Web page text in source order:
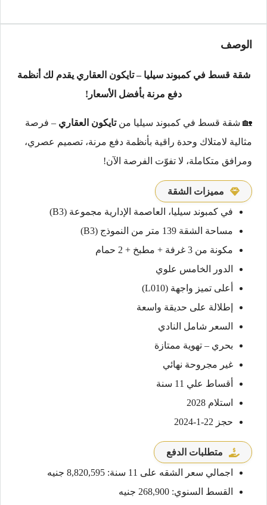
الوصف
شقة قسط في كمبوند سيليا – تايكون العقاري يقدم لك أنظمة
دفع مرنة بأفضل الأسعار!
🏡 شقة قسط في كمبوند سيليا منتايكون العقاري – فرصة
مثالية لامتلاك وحدة راقية بأنظمة دفع مرنة، تصميم عصري،
ومرافق متكاملة، لا تفوّت الفرصة الآن!
مميزات الشقة
في كمبوند سيليا، العاصمة الإدارية مجموعة (B3)
مساحة الشقة 139 متر من النموذج (B3)
مكونة من 3 غرفة + مطبخ + 2 حمام
الدور الخامس علوي
أعلى تميز واجهة (L010)
إطلالة على حديقة واسعة
السعر شامل النادي
بحري – تهوية ممتازة
غير مجروحة نهائي
أقساط علي 11 سنة
استلام 2028
حجز 22-1-2024
متطلبات الدفع
اجمالي سعر الشقه على 11 سنة: 8,820,595 جنيه
القسط السنوي: 268,900 جنيه